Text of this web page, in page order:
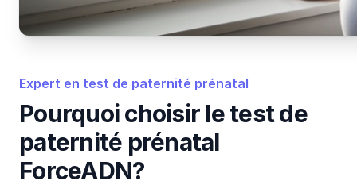
Expert en test de paternité prénatal
Pourquoi choisir le test de
paternité prénatal
ForceADN?